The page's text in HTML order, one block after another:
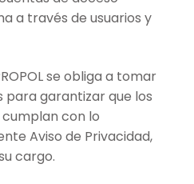
a través de usuarios y
se obliga a tomar
para garantizar que los
con lo
Aviso de Privacidad,
cargo.